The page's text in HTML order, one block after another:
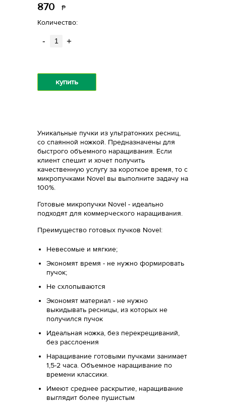
870 Р
Количество:
- +
купить
Уникальные пучки из ультратонких ресниц,
со спаянной ножкой. Предназначены для
быстрого объемного наращивания. Если
клиент спешит и хочет получить
качественную услугу за короткое время, то c
микропучками Novel вы выполните задачу на
100%.
Готовые микропучки Novel - идеально
подходят для коммерческого наращивания.
Преимущество готовых пучков Novel:
Невесомые и мягкие;
Экономят время - не нужно формировать
пучок;
Не схлопываются
Экономят материал - не нужно
выкидывать ресницы, из которых не
получился пучок
Идеальная ножка, без перекрещиваний,
без расслоения
Наращивание готовыми пучками занимает
1,5-2 часа. Объемное наращивание по
времени классики.
Имеют среднее раскрытие, наращивание
выглядит более пушистым